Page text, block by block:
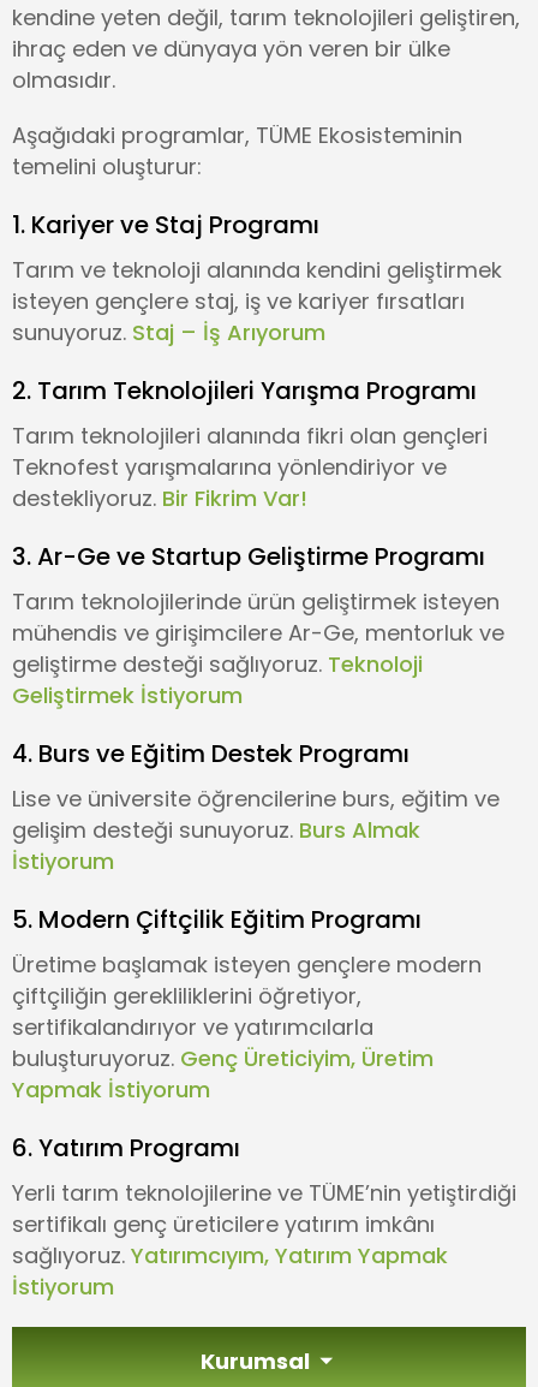
kendine yeten değil, tarım teknolojileri geliştiren,
ihraç eden ve dünyaya yön veren bir ülke
olmasıdır.
Aşağıdaki programlar, TÜME Ekosisteminin
temelini oluşturur:
1. Kariyer ve Staj Programı
Tarım ve teknoloji alanında kendini geliştirmek
isteyen gençlere staj, iş ve kariyer fırsatları
sunuyoruz. Staj – İş Arıyorum
2. Tarım Teknolojileri Yarışma Programı
Tarım teknolojileri alanında fikri olan gençleri
Teknofest yarışmalarına yönlendiriyor ve
destekliyoruz. Bir Fikrim Var!
3. Ar-Ge ve Startup Geliştirme Programı
Tarım teknolojilerinde ürün geliştirmek isteyen
mühendis ve girişimcilere Ar-Ge, mentorluk ve
geliştirme desteği sağlıyoruz. Teknoloji
Geliştirmek İstiyorum
4. Burs ve Eğitim Destek Programı
Lise ve üniversite öğrencilerine burs, eğitim ve
gelişim desteği sunuyoruz. Burs Almak
İstiyorum
5. Modern Çiftçilik Eğitim Programı
Üretime başlamak isteyen gençlere modern
çiftçiliğin gerekliliklerini öğretiyor,
sertifikalandırıyor ve yatırımcılarla
buluşturuyoruz. Genç Üreticiyim, Üretim
Yapmak İstiyorum
6. Yatırım Programı
Yerli tarım teknolojilerine ve TÜME’nin yetiştirdiği
sertifikalı genç üreticilere yatırım imkânı
sağlıyoruz. Yatırımcıyım, Yatırım Yapmak
İstiyorum
Kurumsal